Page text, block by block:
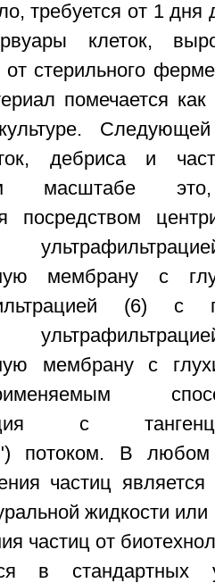
требуется от 1
клеток,
от стерильного
помечается как
Следующей
дебриса и
масштабе
посредством
мембрану с
(6) с
мембрану с
с
потоком. В любом
частиц является
жидкости
частиц от
в стандартных